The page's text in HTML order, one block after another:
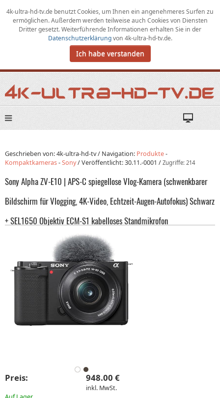
4k-ultra-hd-tv.de benutzt Cookies, umIhnen ein angenehmeres Surfen zu
ermöglichen.Außerdem werden teilweise auch Cookies von Diensten
Dritter gesetzt. Weiterführende Informationen erhalten Sie in der
Datenschutzerklärungvon 4k-ultra-hd-tv.de.
Ich habe verstanden
Geschrieben von: 4k-ultra-hd-tv / Navigation: Produkte-
Kompaktkameras-Sony/Veröffentlicht:30.11.-0001 / Zugriffe: 214
Sony Alpha ZV-E10 | APS-C spiegellose Vlog-Kamera (schwenkbarer
Bildschirm für Vlogging, 4K-Video, Echtzeit-Augen-Autofokus) Schwarz
+ SEL1650 Objektiv ECM-S1 kabelloses Standmikrofon
Preis: 948.00 €
inkl. MwSt.